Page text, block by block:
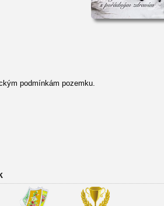
podmínkám pozemku.